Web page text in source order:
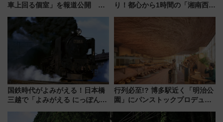
車上回る個室」を報道公開 プ
り！都心から1時間の「湘南西エ
国鉄時代がよみがえる！日本橋
三越で「よみがえる にっぽんの
敬の名作写真も、駅弁フェスも
行列必至!? 博多駅近く「明治公
園」にパンストックプロデュー
オープン 秋からはビストロ営業